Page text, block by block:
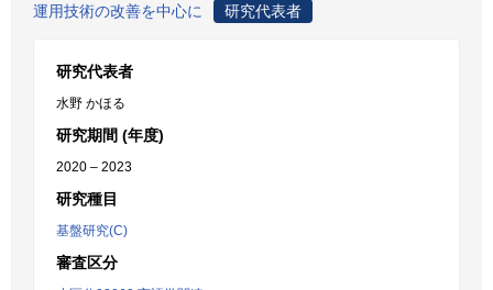
運用技術の改善を中心に
研究代表者
研究代表者
水野 かほる
研究期間 (年度)
2020 – 2023
研究種目
基盤研究(C)
審査区分